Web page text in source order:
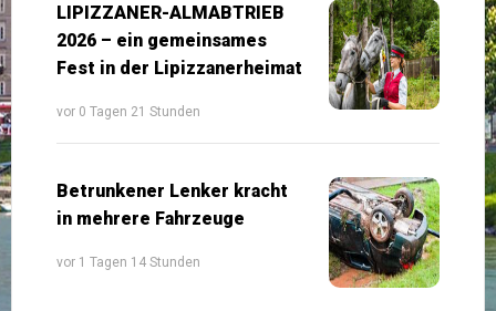
LIPIZZANER-ALMABTRIEB
2026 – ein gemeinsames
Fest in der Lipizzanerheimat
vor 0 Tagen 21 Stunden
Betrunkener Lenker kracht
in mehrere Fahrzeuge
vor 1 Tagen 14 Stunden